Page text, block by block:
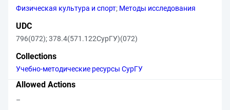
Физическая культура и спорт; Методы исследования
UDC
796(072);378.4(571.122СурГУ)(072)
Collections
Учебно-методические ресурсы СурГУ
Allowed Actions
–